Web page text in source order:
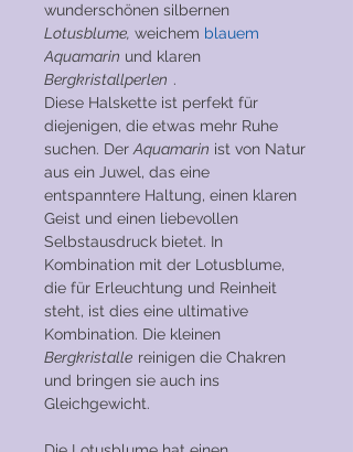
wunderschönen silbernen
Lotusblume, weichem blauem
Aquamarin und klaren
Bergkristallperlen .
Diese Halskette ist perfekt für
diejenigen, die etwas mehr Ruhe
suchen. Der Aquamarin ist von Natur
aus ein Juwel, das eine
entspanntere Haltung, einen klaren
Geist und einen liebevollen
Selbstausdruck bietet. In
Kombination mit der Lotusblume,
die für Erleuchtung und Reinheit
steht, ist dies eine ultimative
Kombination. Die kleinen
Bergkristalle reinigen die Chakren
und bringen sie auch ins
Gleichgewicht.